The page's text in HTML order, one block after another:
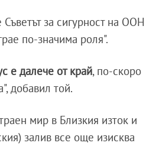
за сигурност на ООН
по-значима роля".
е далече от край, по-скоро
добавил той.
мир в Близкия изток и
залив все още изисква